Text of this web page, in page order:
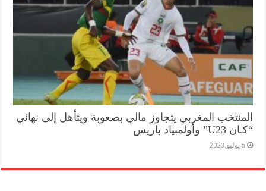
المنتخب المغربي يتجاوز مالي بصعوبة ويتأهل إلى نهائي
“كـان U23” وأولمبياد باريس
5 يوليو,2023